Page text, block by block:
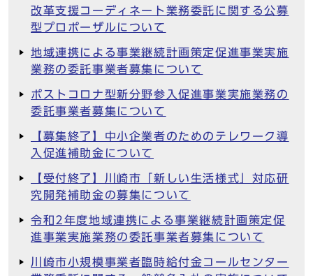
改革支援コーディネート業務委託に関する公募
型プロポーザルについて
地域連携による事業継続計画策定促進事業実施
業務の委託事業者募集について
ポストコロナ型新分野参入促進事業実施業務の
委託事業者募集について
【募集終了】中小企業者のためのテレワーク導
入促進補助金について
【受付終了】川崎市「新しい生活様式」対応研
究開発補助金の募集について
令和2年度地域連携による事業継続計画策定促
進事業実施業務の委託事業者募集について
川崎市小規模事業者臨時給付金コールセンター